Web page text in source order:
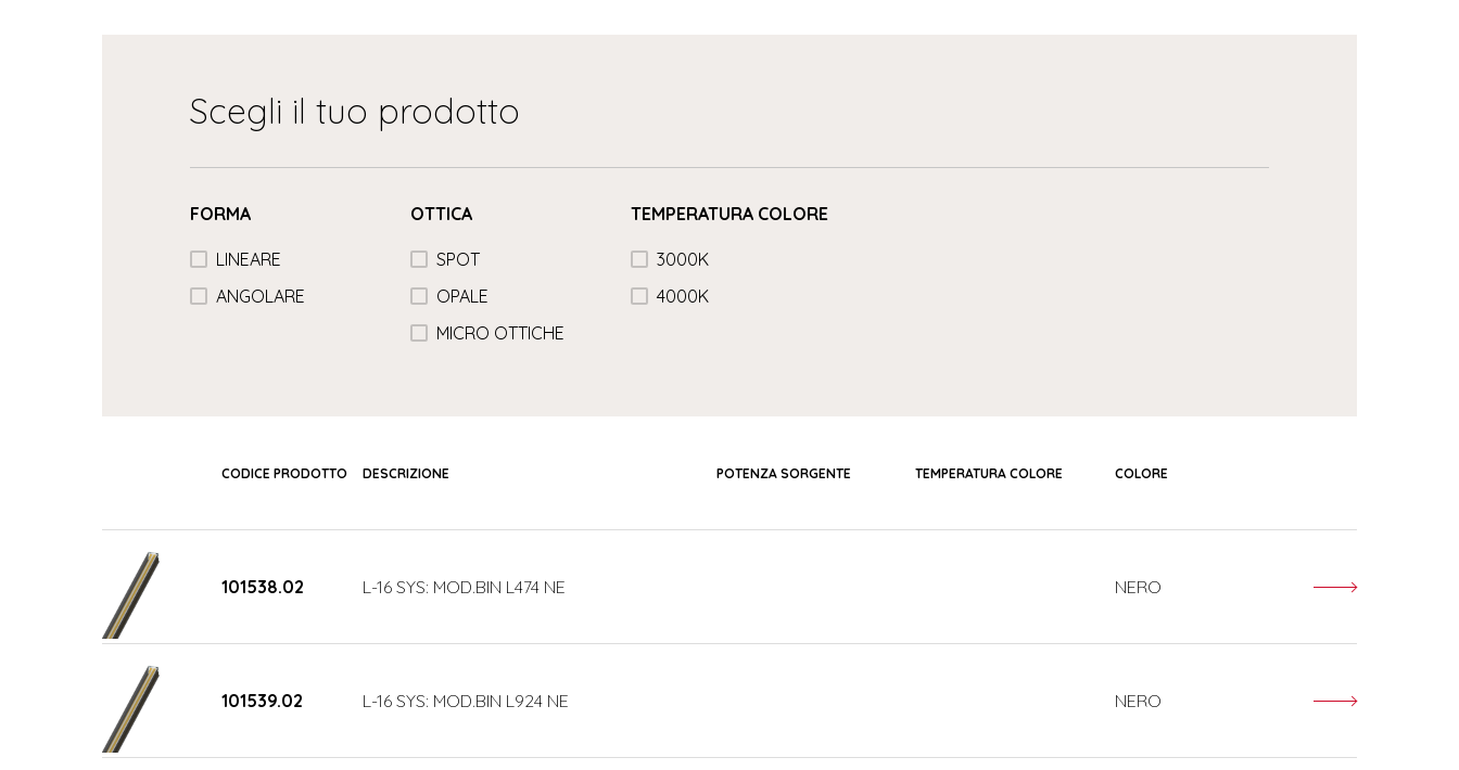
Scegli il tuo prodotto
FORMA
LINEARE
ANGOLARE
OTTICA
SPOT
OPALE
MICRO OTTICHE
TEMPERATURA COLORE
3000K
4000K
CODICE PRODOTTO DESCRIZIONE POTENZA SORGENTE TEMPERATURA COLORE COLORE
101538.02 L-16 SYS: MOD.BIN L474 NE NERO
101539.02 L-16 SYS: MOD.BIN L924 NE NERO